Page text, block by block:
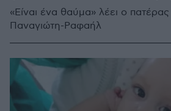
«Είναι ένα θαύμα» λέει ο
Παναγιώτη-Ραφαήλ